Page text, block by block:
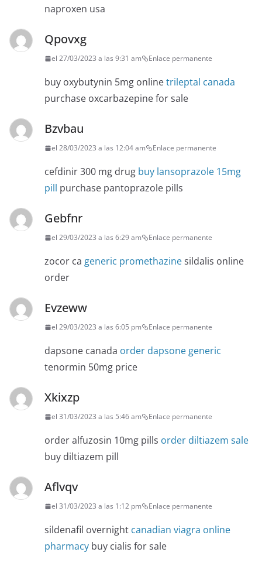
naproxen usa
Qpovxg
el 27/03/2023 a las 9:31 am Enlace permanente
buy oxybutynin 5mg onlinetrileptal canada
purchase oxcarbazepine for sale
Bzvbau
el 28/03/2023 a las 12:04 am Enlace permanente
cefdinir 300 mg drug buy lansoprazole 15mg
pill purchase pantoprazole pills
Gebfnr
el 29/03/2023 a las 6:29 am Enlace permanente
zocor ca generic promethazinesildalis online
order
Evzeww
el 29/03/2023 a las 6:05 pm Enlace permanente
dapsone canada order dapsone generic
tenormin 50mg price
Xkixzp
el 31/03/2023 a las 5:46 am Enlace permanente
order alfuzosin 10mg pills order diltiazem sale
buy diltiazem pill
Aflvqv
el 31/03/2023 a las 1:12 pm Enlace permanente
sildenafil overnight canadian viagra online
pharmacy buy cialis for sale